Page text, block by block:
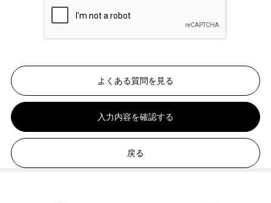
よくある質問を見る
入力内容を確認する
戻る